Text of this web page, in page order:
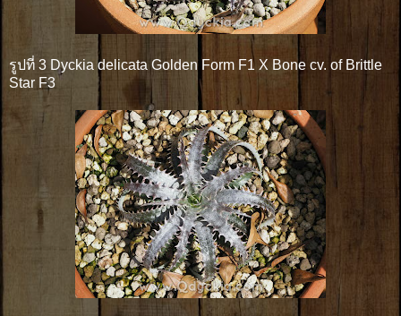
รูปที่ 3 Dyckia delicata Golden Form F1 X Bone cv. of Brittle
Star F3